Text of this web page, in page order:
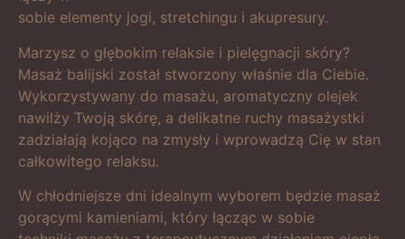
sobie elementy jogi, stretchingu i akupresury.
Marzysz o głębokim relaksie i pielęgnacji skóry?
Masaż balijski został stworzony właśnie dla Ciebie.
Wykorzystywany do masażu, aromatyczny olejek
nawilży Twoją skórę, a delikatne ruchy masażystki
zadziałają kojąco na zmysły i wprowadzą Cię w stan
całkowitego relaksu.
W chłodniejsze dni idealnym wyborem będzie masaż
gorącymi kamieniami, który łącząc w sobie